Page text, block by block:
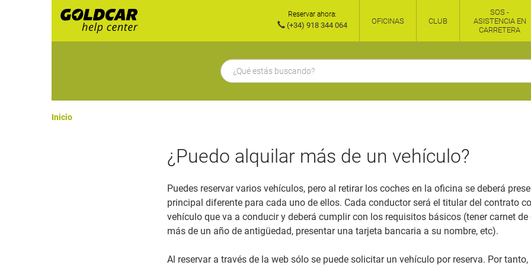
Reservar ahora:
(+34) 918 344 064 OFICINAS CLUB
SOS -
ASISTENCIA EN
CARRETERA
Inicio
¿Puedo alquilar más de un vehículo?
Puedes reservar varios vehículos, pero al retirar los coches en la oficina se deberá
principal diferente para cada uno de ellos. Cada conductor será el titular del contrato
vehículo que va a conducir y deberá cumplir con los requisitos básicos (tener carnet
más de un año de antigüedad, presentar una tarjeta bancaria a su nombre, etc).
Al reservar a través de la web sólo se puede solicitar un vehículo por reserva. Por